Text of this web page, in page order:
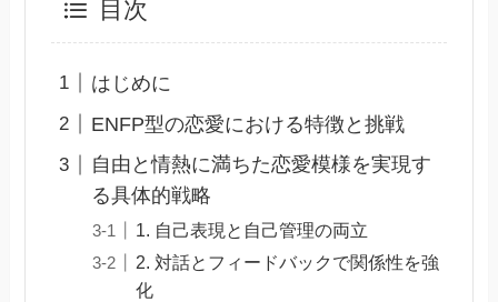
目次
はじめに
ENFP型の恋愛における特徴と挑戦
自由と情熱に満ちた恋愛模様を実現す
る具体的戦略
1. 自己表現と自己管理の両立
2. 対話とフィードバックで関係性を強
化